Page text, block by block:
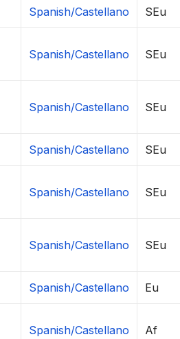
Spanish/Castellano SEu
Spanish/Castellano SEu
Spanish/Castellano SEu
Spanish/Castellano SEu
Spanish/Castellano SEu
Spanish/Castellano SEu
Spanish/Castellano Eu
Spanish/Castellano Af